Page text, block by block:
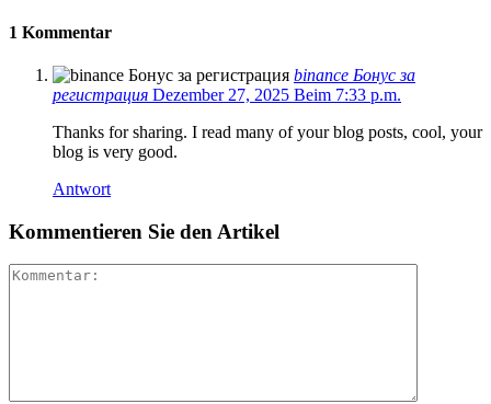
1 Kommentar
binance Бонус за
регистрация Dezember 27, 2025 Beim 7:33 p.m.
Thanks for sharing. I read many of your blog posts, cool, your
blog is very good.
Antwort
Kommentieren Sie den Artikel